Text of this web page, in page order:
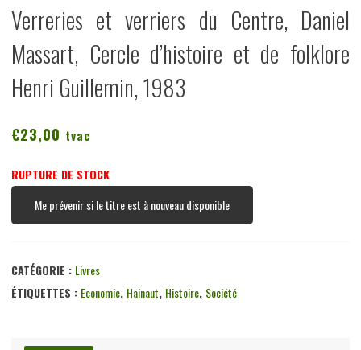
Verreries et verriers du Centre, Daniel
Massart, Cercle d’histoire et de folklore
Henri Guillemin, 1983
€23,00 tvac
RUPTURE DE STOCK
Me prévenir si le titre est à nouveau disponible
CATÉGORIE : Livres
ÉTIQUETTES : Economie, Hainaut, Histoire, Société